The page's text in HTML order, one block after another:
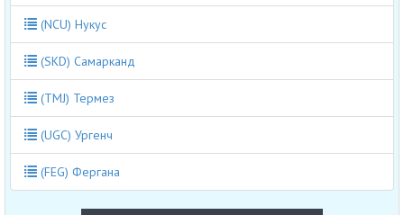
(NCU) Нукус
(SKD) Самарканд
(TMJ) Термез
(UGC) Ургенч
(FEG) Фергана